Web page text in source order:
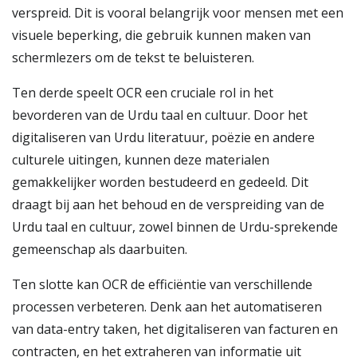
verspreid. Dit is vooral belangrijk voor mensen met een
visuele beperking, die gebruik kunnen maken van
schermlezers om de tekst te beluisteren.
Ten derde speelt OCR een cruciale rol in het
bevorderen van de Urdu taal en cultuur. Door het
digitaliseren van Urdu literatuur, poëzie en andere
culturele uitingen, kunnen deze materialen
gemakkelijker worden bestudeerd en gedeeld. Dit
draagt bij aan het behoud en de verspreiding van de
Urdu taal en cultuur, zowel binnen de Urdu-sprekende
gemeenschap als daarbuiten.
Ten slotte kan OCR de efficiëntie van verschillende
processen verbeteren. Denk aan het automatiseren
van data-entry taken, het digitaliseren van facturen en
contracten, en het extraheren van informatie uit